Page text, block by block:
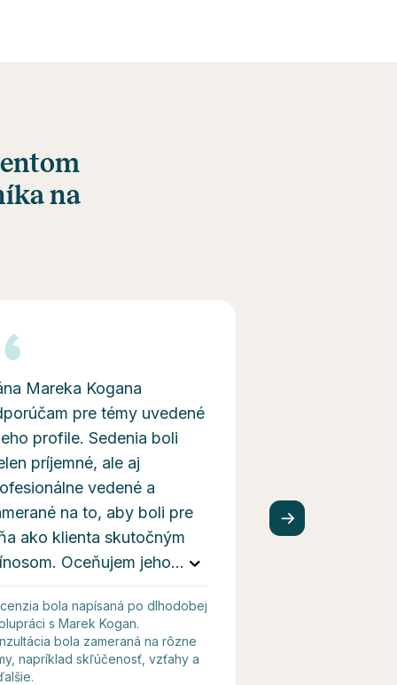
na
Mareka Kogana
pre témy uvedené
profile. Sedenia boli
príjemné, ale aj
vedené a
na to, aby boli pre
ako klienta skutočným
Oceňujem jeho...
bola napísaná po dlhodobej
s Marek Kogan.
bola zameraná na rôzne
napríklad skľúčenosť, vzťahy a